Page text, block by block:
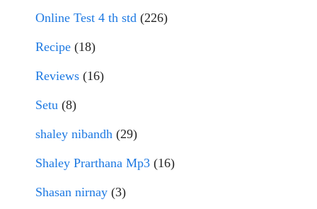
Online Test 4 th std (226)
Recipe (18)
Reviews (16)
Setu (8)
shaley nibandh (29)
Shaley Prarthana Mp3 (16)
Shasan nirnay (3)